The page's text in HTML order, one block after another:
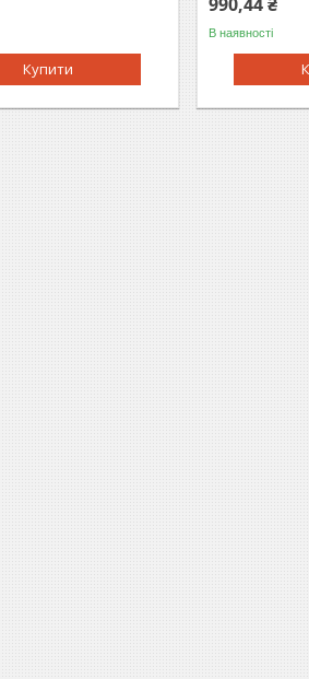
Купити
В наявності